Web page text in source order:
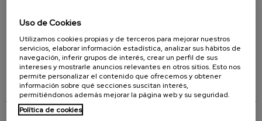
AMARRE BIDÓN 7.800.00
PALETA 7.112.00
PALETA 7.113.00
MANGOS CAB.016
Uso de Cookies
Utilizamos cookies propias y de terceros para mejorar nuestros
servicios, elaborar información estadística, analizar sus hábitos de
navegación, inferir grupos de interés, crear un perfil de sus
intereses y mostrarle anuncios relevantes en otros sitios. Esto nos
permite personalizar el contenido que ofrecemos y obtener
información sobre qué secciones suscitan interés,
permitiéndonos además mejorar la página web y su seguridad.
Política de cookies